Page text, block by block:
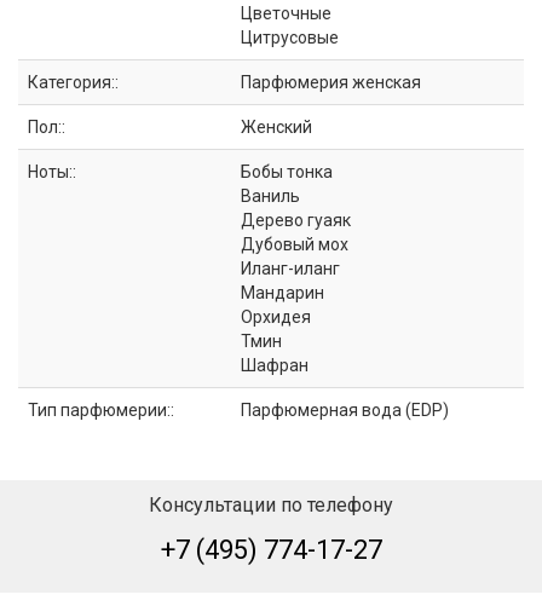
Цветочные
Цитрусовые
Категория:: Парфюмерия женская
Пол:: Женский
Ноты::
Бобы тонка
Ваниль
Дерево гуаяк
Дубовый мох
Иланг-иланг
Мандарин
Орхидея
Тмин
Шафран
Тип парфюмерии:: Парфюмерная вода (EDP)
Консультации по телефону
+7 (495) 774-17-27